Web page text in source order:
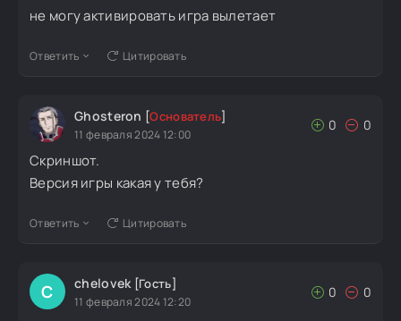
не могу активировать игра вылетает
Ответить Цитировать
Ghosteron [Основатель]
11 февраля 2024 12:00
0 0
Скриншот.
Версия игры какая у тебя?
Ответить Цитировать
C chelovek [Гость]
11 февраля 2024 12:20
0 0